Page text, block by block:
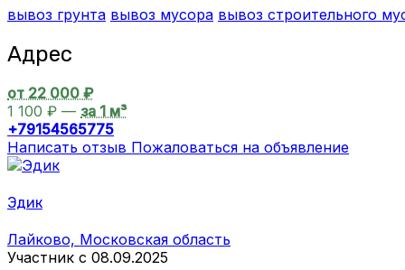
вывоз грунта вывоз мусора вывоз строительного
Адрес
от 22 000 ₽
1 100 ₽ — за 1 м³
+79154565775
Написать отзыв Пожаловаться на объявление
Эдик
Лайково, Московская область
Участник с 08.09.2025